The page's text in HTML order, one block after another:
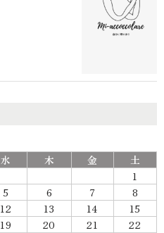
水 木 金
土
1
5 6 7
8
12 13 14
15
19 20 21
22